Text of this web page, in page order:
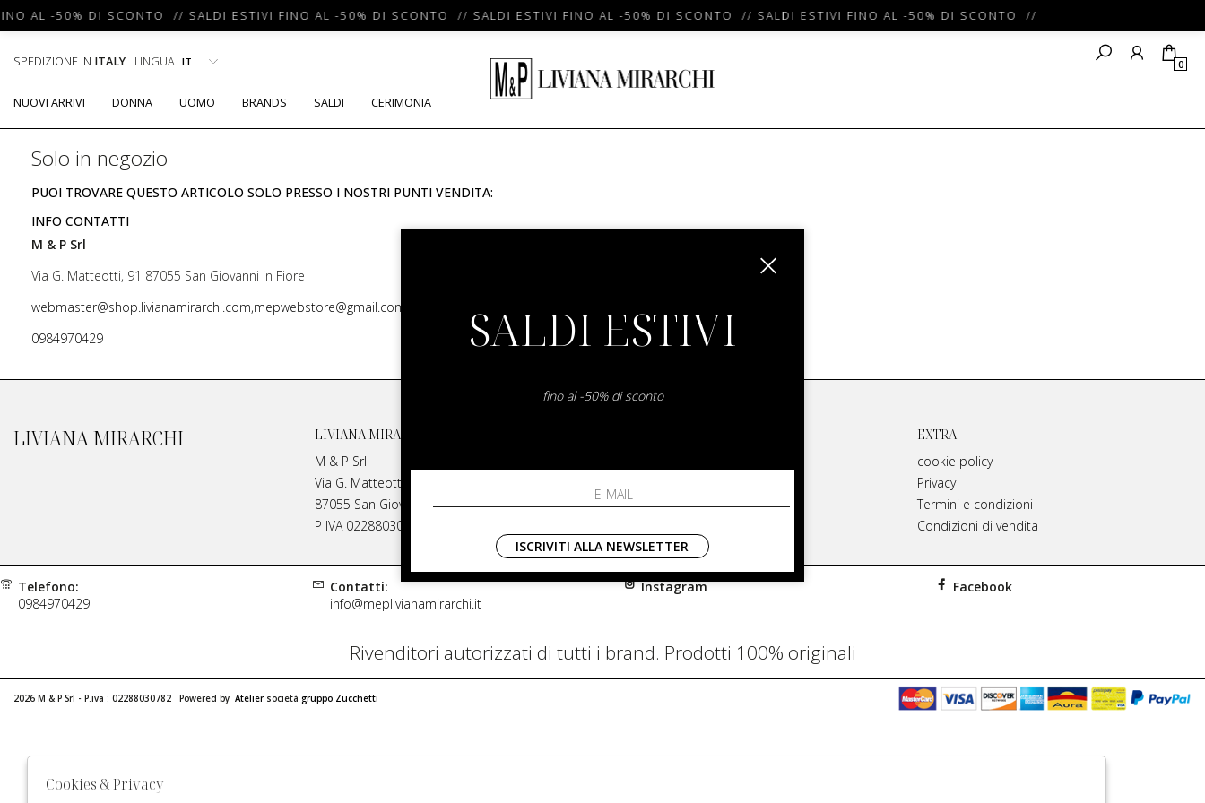
AL -50% DI SCONTO // SALDI ESTIVI FINO AL -50% DI SCONTO // SALDI ESTIVI FINO AL -50% DI SCONTO // SALDI ESTIVI FINO AL -50% DI SCONTO //
SPEDIZIONE IN ITALY LINGUA 0
NUOVI ARRIVI DONNA UOMO BRANDS SALDI CERIMONIA
Solo in negozio
PUOI TROVARE QUESTO ARTICOLO SOLO PRESSO I NOSTRI PUNTI VENDITA:
INFO CONTATTI
M & P Srl
Via G. Matteotti, 91 87055 San Giovanni in Fiore
webmaster@shop.livianamirarchi.com,mepwebstore@gmail.com
0984970429
LIVIANA MIRARCHI
LIVIANA MIRARCHI
M & P Srl
Via G. Matteotti, 91
87055 San Giovanni in Fiore Italia
P IVA 02288030782
Contatti
Spedizione
EXTRA
cookie policy
Privacy
Termini e condizioni
Condizioni di vendita
Telefono:
0984970429
Contatti:
info@meplivianamirarchi.it
Instagram Facebook
Rivenditori autorizzati di tutti i brand. Prodotti 100% originali
2026 M & P Srl - P.iva : 02288030782 Powered by Atelier società gruppo Zucchetti
SALDI ESTIVI
fino al -50% di sconto
ISCRIVITI ALLA NEWSLETTER
Cookies & Privacy